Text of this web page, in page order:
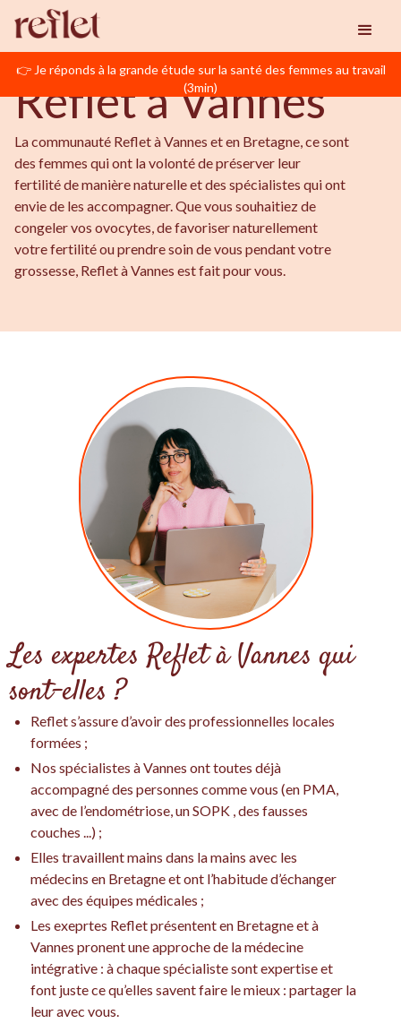
👉 Je réponds à la grande étude sur la santé des femmes au travail
(3min)
Reflet Vannes
Reflet à Vannes
La communauté Reflet à Vannes et en Bretagne, ce sont
des femmes qui ont la volonté de préserver leur
fertilité de manière naturelle et des spécialistes qui ont
envie de les accompagner. Que vous souhaitiez de
congeler vos ovocytes, de favoriser naturellement
votre fertilité ou prendre soin de vous pendant votre
grossesse, Reflet à Vannes est fait pour vous.
Les expertes Reflet à Vannes qui
sont-elles ?
Reflet s’assure d’avoir des professionnelles locales
formées ;
Nos spécialistes à Vannes ont toutes déjà
accompagné des personnes comme vous (en PMA,
avec de l’endométriose, un SOPK , des fausses
couches ...) ;
Elles travaillent mains dans la mains avec les
médecins en Bretagne et ont l’habitude d’échanger
avec des équipes médicales ;
Les exeprtes Reflet présentent en Bretagne et à
Vannes pronent une approche de la médecine
intégrative : à chaque spécialiste sont expertise et
font juste ce qu’elles savent faire le mieux : partager la
leur avec vous.